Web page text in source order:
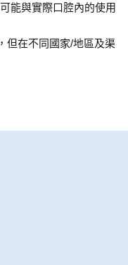
能與實際口腔內的使用
但在不同國家/地區及渠